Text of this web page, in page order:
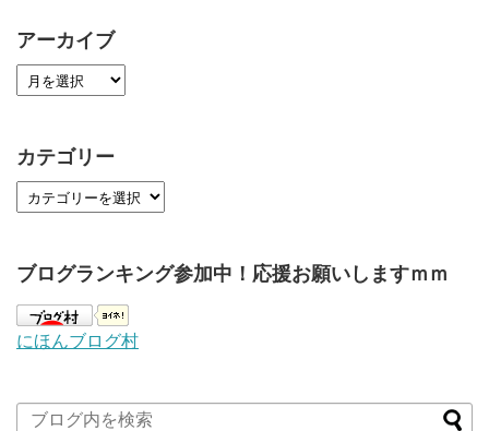
アーカイブ
カテゴリー
ブログランキング参加中！応援お願いしますｍｍ
にほんブログ村